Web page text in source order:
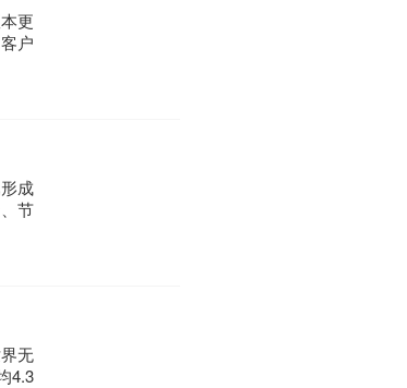
更
户
成
节
无
4.3